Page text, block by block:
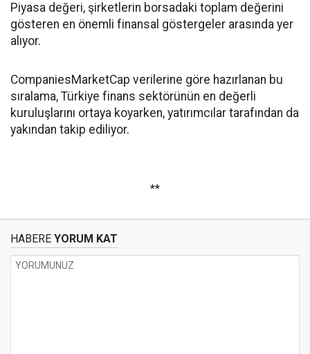
Piyasa değeri, şirketlerin borsadaki toplam değerini
gösteren en önemli finansal göstergeler arasında yer
alıyor.
CompaniesMarketCap verilerine göre hazırlanan bu
sıralama, Türkiye finans sektörünün en değerli
kuruluşlarını ortaya koyarken, yatırımcılar tarafından da
yakından takip ediliyor.
**
HABERE YORUM KAT